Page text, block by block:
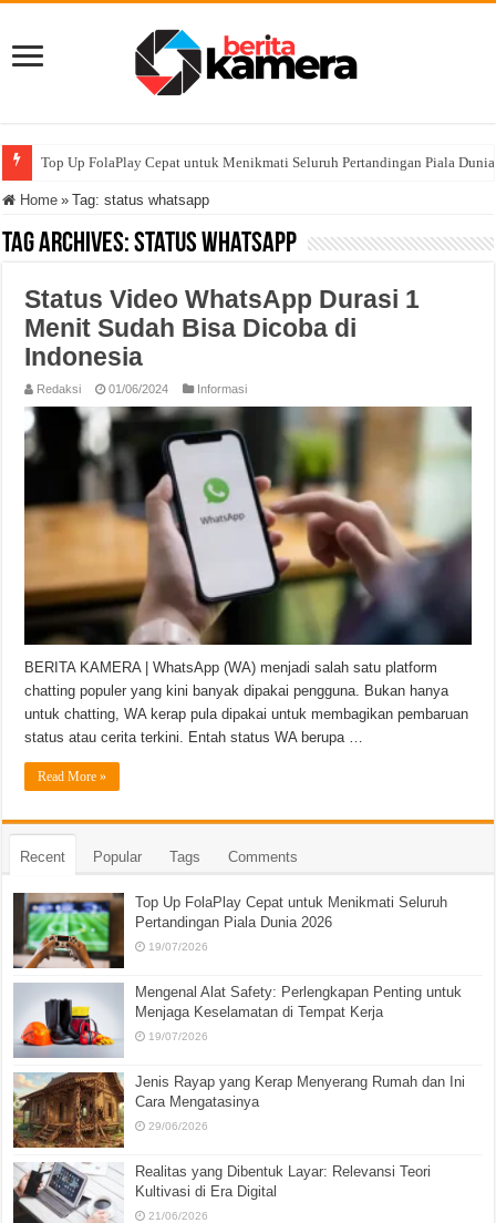
Top Up FolaPlay Cepat untuk Menikmati Seluruh Pertandingan Piala
Home » Tag:status whatsapp
Tag Archives:status whatsapp
Status Video WhatsApp Durasi 1
Menit Sudah Bisa Dicoba di
Indonesia
Redaksi 01/06/2024 Informasi
BERITA KAMERA | WhatsApp (WA) menjadi salah satu platform
chatting populer yang kini banyak dipakai pengguna. Bukan hanya
untuk chatting, WA kerap pula dipakai untuk membagikan pembaruan
status atau cerita terkini. Entah status WA berupa …
Read More »
Recent Popular Tags Comments
Top Up FolaPlay Cepat untuk Menikmati Seluruh
Pertandingan Piala Dunia 2026
19/07/2026
Mengenal Alat Safety: Perlengkapan Penting untuk
Menjaga Keselamatan di Tempat Kerja
19/07/2026
Jenis Rayap yang Kerap Menyerang Rumah dan Ini
Cara Mengatasinya
29/06/2026
Realitas yang Dibentuk Layar: Relevansi Teori
Kultivasi di Era Digital
21/06/2026